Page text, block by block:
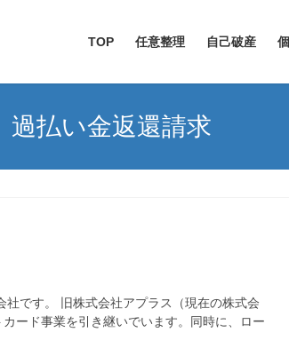
TOP 任意整理 自己破産
過払い金返還請求
です。 旧株式会社アプラス（現在の株式会
ード事業を引き継いでいます。同時に、ロー